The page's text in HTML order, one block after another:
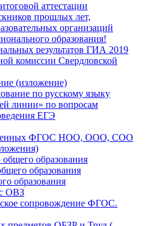
аттестации
прошлых лет,
организаций
образования!
результатов ГИА 2019
комиссии Свердловской
(изложение)
по русскому языку
линии» по вопросам
ЕГЭ
ФГОС НОО, ООО, СОО
образования
образования
образования
ОВЗ
сопровождение ФГОС.